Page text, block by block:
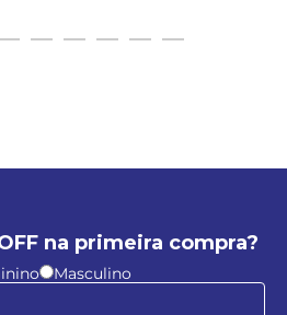
na primeira compra?
Masculino